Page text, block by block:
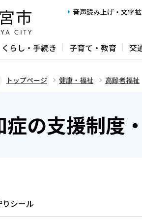
音声読み上げ・文字
くらし・手続き 子育て・教育 交
トップページ 健康・福祉 高齢者福祉
症の支援制度
シール